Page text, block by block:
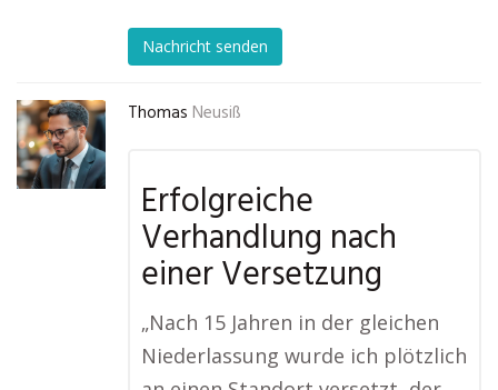
Nachricht senden
Thomas Neusiß
Erfolgreiche
Verhandlung nach
einer Versetzung
„Nach 15 Jahren in der gleichen
Niederlassung wurde ich plötzlich